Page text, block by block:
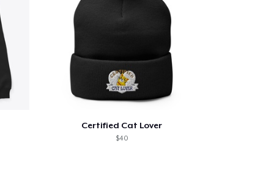
Certified Cat Lover
$40